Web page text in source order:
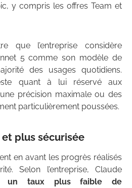
y compris les offres Team et
que l’entreprise considère
5 comme son modèle de
des usages quotidiens.
quant à lui réservé aux
précision maximale ou des
particulièrement poussées.
plus sécurisée
en avant les progrès réalisés
Selon l’entreprise, Claude
un taux plus faible de